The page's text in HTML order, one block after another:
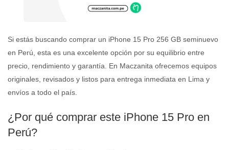
Si estás buscando comprar un iPhone 15 Pro 256 GB seminuevo
en Perú, esta es una excelente opción por su equilibrio entre
precio, rendimiento y garantía. En Maczanita ofrecemos equipos
originales, revisados y listos para entrega inmediata en Lima y
envíos a todo el país.
¿Por qué comprar este iPhone 15 Pro en
Perú?